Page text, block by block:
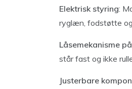
Elektrisk styring:
ryglæn, fodstøtte
Låsemekanisme
står fast og ikke
Justerbare